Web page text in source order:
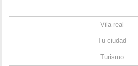
Vila-real
Tu ciudad
Turismo